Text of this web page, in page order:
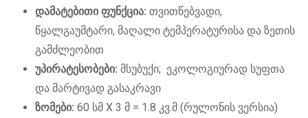
დამატებითი ფუნქცია: თვითწებვადი,
წყალგაუმტარი, მაღალი ტემპერატურისა და ზეთის
გამძლეობით
უპირატესობები: მსუბუქი; ეკოლოგიურად სუფთა
და მარტივად გასაკრავი
ზომები: 60 სმ X 3 მ = 1.8 კვ.მ (რულონის ვერსია)